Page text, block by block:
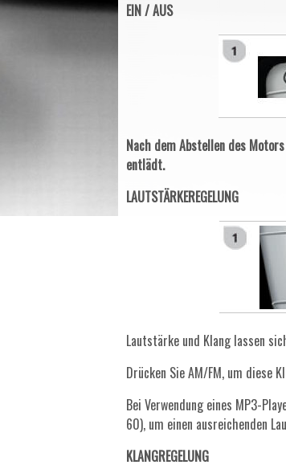
EIN / AUS
Nach dem Abstellen des
entlädt.
LAUTSTÄRKEREGELUNG
Lautstärke und Klang lassen
Drücken Sie AM/FM, um diese
Bei Verwendung eines MP3-
60), um einen ausreichenden
KLANGREGELUNG